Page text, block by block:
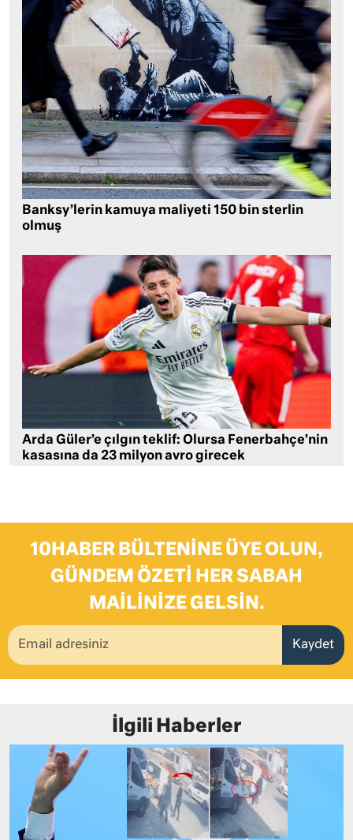
Banksy’lerin kamuya maliyeti 150 bin sterlin
olmuş
Arda Güler’e çılgın teklif: Olursa Fenerbahçe’nin
kasasına da 23 milyon avro girecek
10HABER BÜLTENINE ÜYE OLUN,
GÜNDEM ÖZETI HER SABAH
MAILINIZE GELSIN.
Kaydet
İlgili Haberler